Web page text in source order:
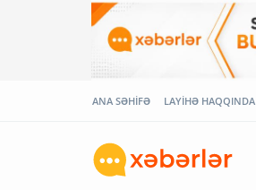
ANA SƏHİFƏ LAYİHƏ HAQQINDA